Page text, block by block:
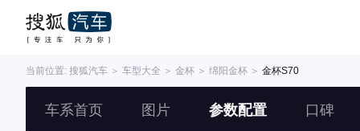
当前位置: 搜狐汽车 ＞ 车型大全 ＞ 金杯 ＞ 绵阳金杯 ＞ 金杯S70
车系首页 图片 参数配置 口碑